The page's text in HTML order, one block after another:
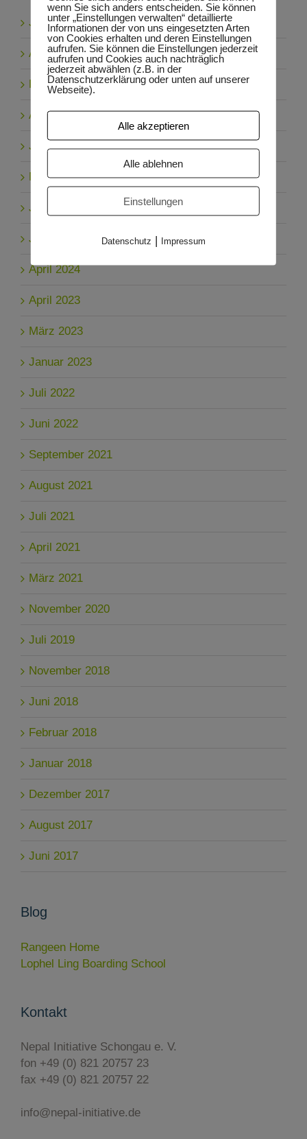
Juli 2026
April 2026
Februar 2026
August 2025
Juni 2025
Mai 2025
Juli 2024
Juni 2024
April 2024
April 2023
März 2023
Januar 2023
Juli 2022
Juni 2022
September 2021
August 2021
Juli 2021
April 2021
März 2021
November 2020
Juli 2019
November 2018
Juni 2018
Februar 2018
Januar 2018
Dezember 2017
August 2017
Juni 2017
Blog
Rangeen Home
Lophel Ling Boarding School
Kontakt
Nepal Initiative Schongau e. V.
fon +49 (0) 821 20757 23
fax +49 (0) 821 20757 22
info@nepal-initiative.de
wenn Sie sich anders entscheiden. Sie können
unter „Einstellungen verwalten“ detaillierte
Informationen der von uns eingesetzten Arten
von Cookies erhalten und deren Einstellungen
aufrufen. Sie können die Einstellungen jederzeit
aufrufen und Cookies auch nachträglich
jederzeit abwählen (z.B. in der
Datenschutzerklärung oder unten auf unserer
Webseite).
Alle akzeptieren
Alle ablehnen
Einstellungen
Datenschutz | Impressum